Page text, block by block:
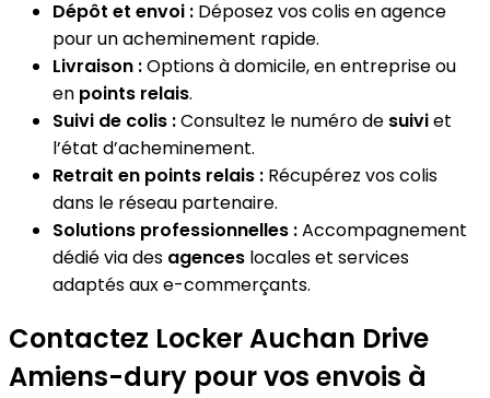
Dépôt et envoi : Déposez vos colis en agence
pour un acheminement rapide.
Livraison :Options à domicile, en entreprise ou
en points relais.
Suivi de colis :Consultez le numéro de suiviet
l’état d’acheminement.
Retrait en points relais : Récupérez vos colis
dans le réseau partenaire.
Solutions professionnelles :Accompagnement
dédié via des agences locales et services
adaptés aux e-commerçants.
Contactez Locker Auchan Drive
Amiens-dury pour vos envois à